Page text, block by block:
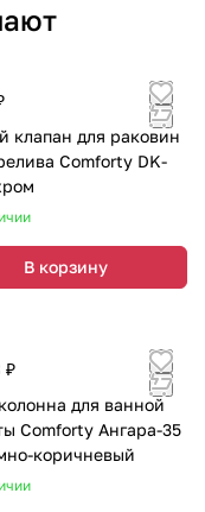
клапан для раковин
Comforty DK-
В корзину
₽
для ванной
Comforty Ангара-35
коричневый